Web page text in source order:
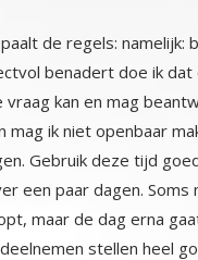
de regels: namelijk:
benadert doe ik
je vraag kan en mag
mag ik niet
Gebruik deze tijd
een paar dagen.
maar de dag erna
deelnemen stellen heel
en respectvol